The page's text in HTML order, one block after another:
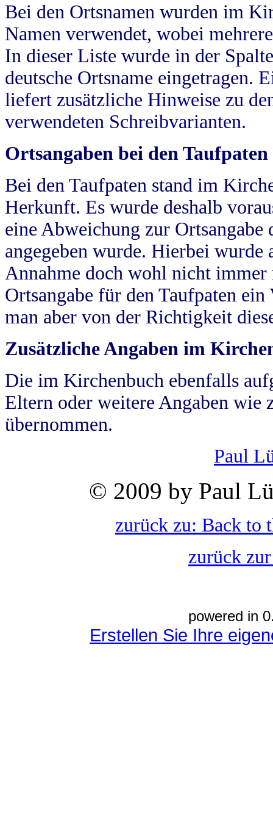
Bei den Ortsnamen wurden im
Namen verwendet, wobei
In dieser Liste wurde in der
deutsche Ortsname eingetragen.
liefert zusätzliche Hinweise zu
verwendeten Schreibvarianten.
Ortsangaben bei den Taufpaten
Bei den Taufpaten stand im
Herkunft. Es wurde deshalb
eine Abweichung zur
angegeben wurde. Hierbei wurde
Annahme doch wohl nicht
Ortsangabe für den Taufpaten
man aber von der Richtigkeit
Zusätzliche Angaben im
Die im Kirchenbuch ebenfalls
Eltern oder weitere Angaben wie
übernommen.
Paul
© 2009 by Paul
zurück zu: Back to
zurück
powered in
Erstellen Sie Ihre